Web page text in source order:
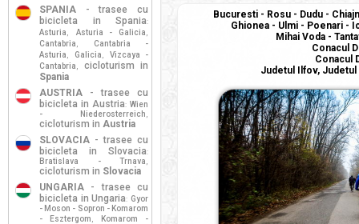
Bucuresti - Rosu - Dudu -
Ghionea - Ulmi - Poenari -
Mihai Voda -
Conacul
Conacul
Judetul Ilfov, Judetul
SPANIA - trasee cu
bicicleta in Spania:
Asturia , Asturia - Galicia ,
Cantabria ,
Cantabria -
Asturia , Galicia ,
Vizcaya -
Cantabria ,
cicloturism in
Spania
AUSTRIA - trasee cu
bicicleta in Austria: Wien
- Niederosterreich ,
cicloturism in Austria
SLOVACIA - trasee cu
bicicleta in Slovacia:
Bratislava - Trnava ,
cicloturism in Slovacia
UNGARIA - trasee cu
bicicleta in Ungaria: Gyor
- Moson - Sopron - Komarom
- Esztergom ,
Komarom -